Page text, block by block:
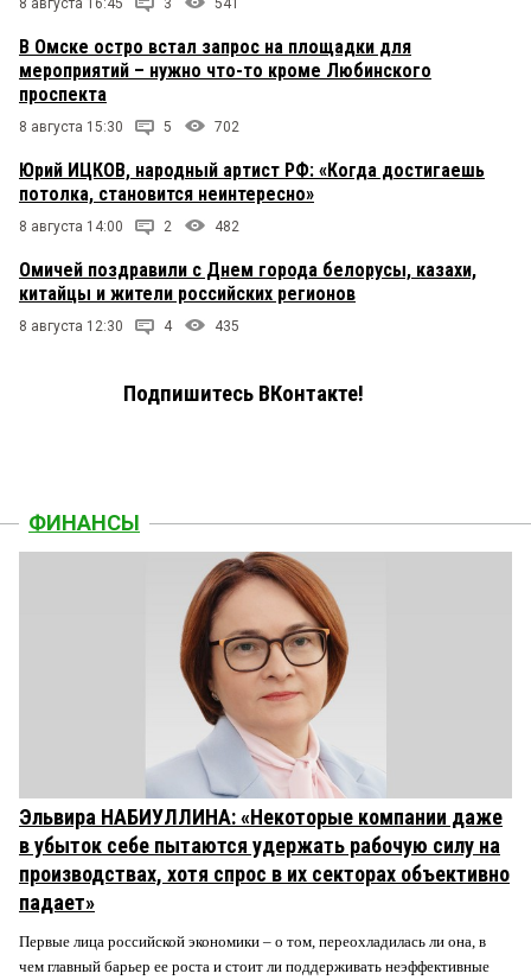
8 августа 16:45 3 541
В Омске остро встал запрос на площадки для
мероприятий – нужно что-то кроме Любинского
проспекта
8 августа 15:30 5 702
Юрий ИЦКОВ, народный артист РФ: «Когда достигаешь
потолка, становится неинтересно»
8 августа 14:00 2 482
Омичей поздравили с Днем города белорусы, казахи,
китайцы и жители российских регионов
8 августа 12:30 4 435
Подпишитесь ВКонтакте!
ФИНАНСЫ
Эльвира НАБИУЛЛИНА: «Некоторые компании даже
в убыток себе пытаются удержать рабочую силу на
производствах, хотя спрос в их секторах объективно
падает»
Первые лица российской экономики – о том, переохладилась ли она, в
чем главный барьер ее роста и стоит ли поддерживать неэффективные